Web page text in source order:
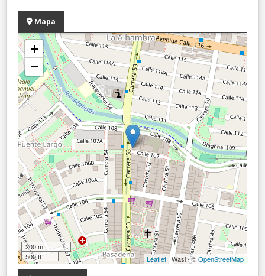
Mapa
+
−
200 m
500 ft
Leaflet | Wasi - ©OpenStreetMap